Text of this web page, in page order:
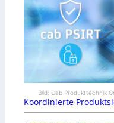
Bild: Cab Produkttechnik
Koordinierte